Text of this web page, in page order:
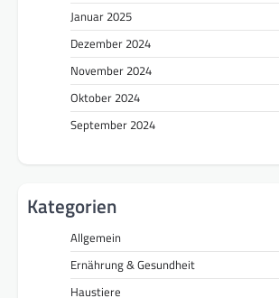
Januar 2025
Dezember 2024
November 2024
Oktober 2024
September 2024
Kategorien
Allgemein
Ernährung & Gesundheit
Haustiere